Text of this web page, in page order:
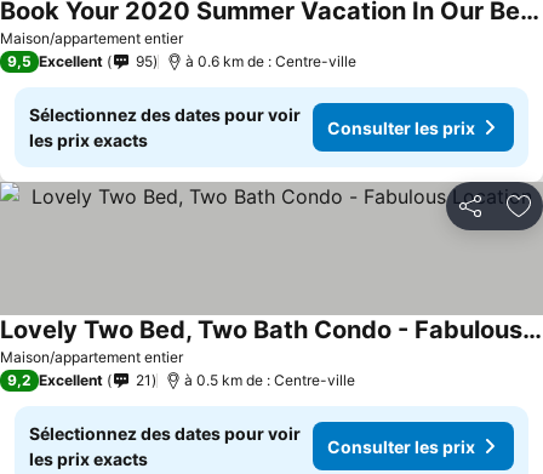
Maison/appartement entier
Book Your 2020 Summer Vacation In Our Beautiful Condo At Invermere On The Lake.
Consulter les prix
9,5 Excellent 95 à 0.6 km de : Centre-ville
Sélectionnez des dates pour voir
les prix exacts
Consulter les prix
Partager
Maison/appartement entier
Lovely Two Bed, Two Bath Condo - Fabulous Location
Consulter les prix
9,2 Excellent 21 à 0.5 km de : Centre-ville
Sélectionnez des dates pour voir
les prix exacts
Consulter les prix